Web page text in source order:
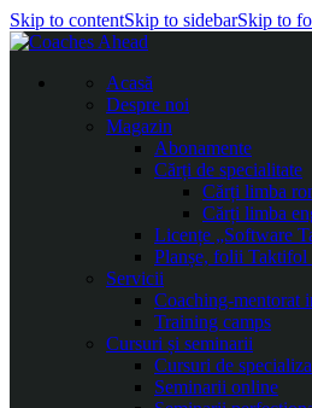
Skip to contentSkip to sidebarSkip to
Acasă
Despre noi
Magazin
Abonamente
Cărți de specialitate
Cărți limba
Cărți limba
Licențe „Software
Planșe, folii Taktifol
Servicii
Coaching-mentorat
Training camps
Cursuri și seminarii
Cursuri de
Seminarii online